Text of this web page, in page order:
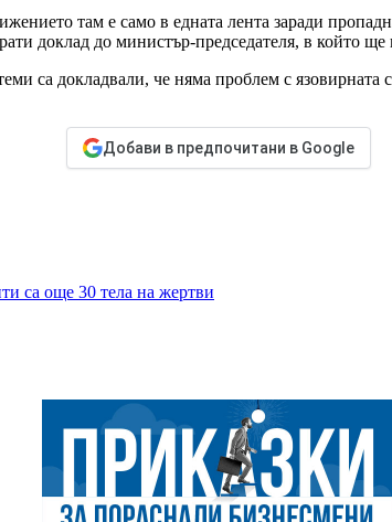
там е само в едната лента заради
доклад до министър-председателя, в който
са докладвали, че няма проблем с
Добави в предпочитани в Google
са още 30 тела на жертви